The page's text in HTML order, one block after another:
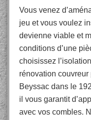
Vous venez
jeu et vous voulez
devienne viable et
conditions d’une
choisissez
rénovation
Beyssac dans le
il vous garantit
avec vos combles.